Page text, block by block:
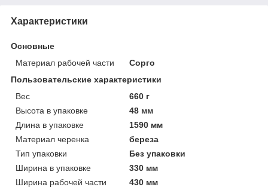
Характеристики
Основные
Материал рабочей части
Сорго
Пользовательские характеристики
Вeс
660 г
Высотa в упаковке
48 мм
Длинa в упаковке
1590 мм
Материал черенка
береза
Тип упаковки
Без упаковки
Ширинa в упаковке
330 мм
Ширинa рабочей части
430 мм